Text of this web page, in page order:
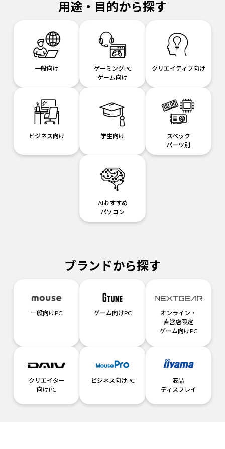
用途・目的から探す
一般向け
ゲーミングPC
ゲーム向け
クリエイティブ向け
ビジネス向け 学生向け
スペック
パーツ別
AIおすすめ
パソコン
ブランドから探す
一般向けPC ゲーム向けPC
オンライン・
直営店限定
ゲーム向けPC
クリエイター
向けPC
ビジネス向けPC
液晶
ディスプレイ